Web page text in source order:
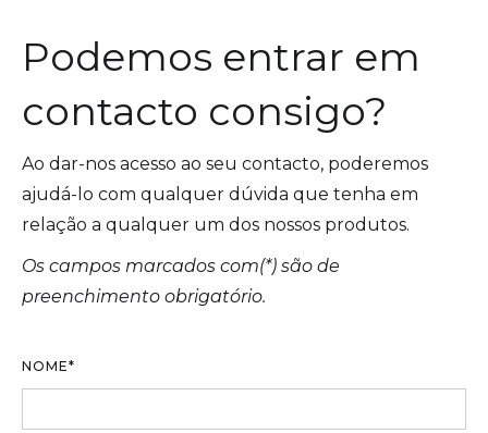
Podemos entrar em
contacto consigo?
Ao dar-nos acesso ao seu contacto, poderemos
ajudá-lo com qualquer dúvida que tenha em
relação a qualquer um dos nossos produtos.
Os campos marcados com(*) são de
preenchimento obrigatório.
NOME*